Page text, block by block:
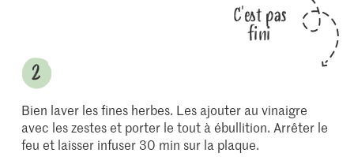
C'est pas
fini
Bien laver les fines herbes. Les ajouter au vinaigre
avec les zestes et porter le tout à ébullition. Arrêter le
feu et laisser infuser 30 min sur la plaque.